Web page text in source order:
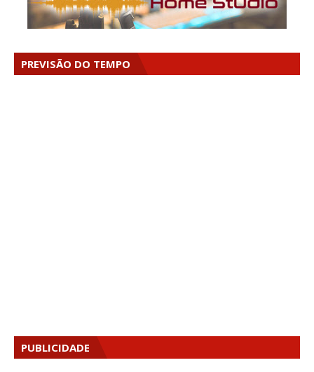
PREVISÃO DO TEMPO
PUBLICIDADE